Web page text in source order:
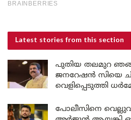
Latest stories from this section
പുതിയ തലമുറ
ജനറേഷൻ സിയെ ചിലർ
വെളിപ്പെടുത്തി
പോലീസിനെ